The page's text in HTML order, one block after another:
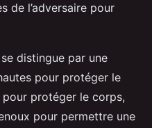
de l’adversaire pour
distingue par une
pour protéger le
protéger le corps,
pour permettre une